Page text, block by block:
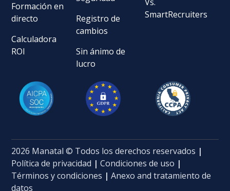
Formación en
directo
Calculadora
ROI
Registro de
cambios
Sin ánimo de
lucro
SmartRecruiters
2026 Manatal © Todos los derechos reservados |
Política de privacidad |Condiciones de uso |
Términos y condiciones | Anexo and tratamiento de
datos